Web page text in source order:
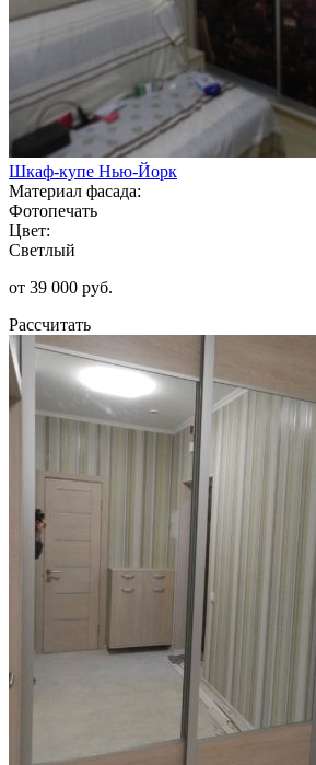
Шкаф-купе Нью-Йорк
Материал фасада:
Фотопечать
Цвет:
Светлый
от 39 000 руб.
Рассчитать